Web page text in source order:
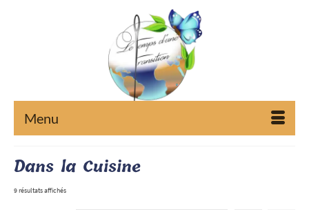
Menu
Dans la Cuisine
9 résultats affichés